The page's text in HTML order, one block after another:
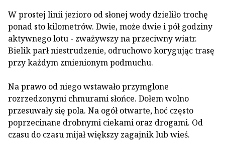
W prostej linii jezioro od słonej wody dzieliło trochę
ponad sto kilometrów. Dwie, może dwie i pół godziny
aktywnego lotu - zważywszy na przeciwny wiatr.
Bielik parł niestrudzenie, odruchowo korygując trasę
przy każdym zmienionym podmuchu.
Na prawo od niego wstawało przymglone
rozrzedzonymi chmurami słońce. Dołem wolno
przesuwały się pola. Na ogół otwarte, hoć często
poprzecinane drobnymi ciekami oraz drogami. Od
czasu do czasu mijał większy zagajnik lub wieś.